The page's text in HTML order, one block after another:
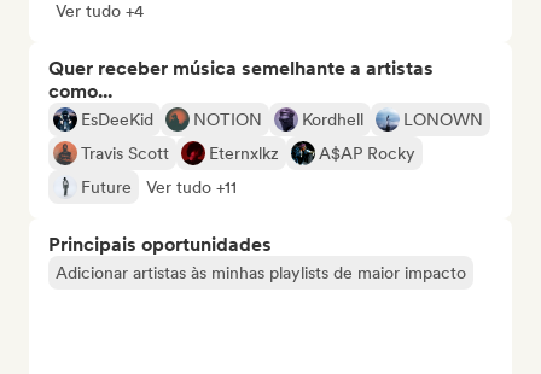
Ver tudo +4
Quer receber música semelhante a artistas
como...
EsDeeKid NOTION Kordhell
LONOWN
Travis Scott
Eternxlkz
A$AP Rocky
Future
Ver tudo +11
Principais oportunidades
Adicionar artistas às minhas playlists de maior impacto